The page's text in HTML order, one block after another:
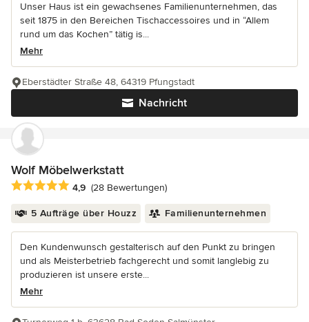
Unser Haus ist ein gewachsenes Familienunternehmen, das
seit 1875 in den Bereichen Tischaccessoires und in “Allem
rund um das Kochen” tätig is...
Mehr
Nachricht
Eberstädter Straße 48, 64319 Pfungstadt
Wolf Möbelwerkstatt
Durchschnittliche Bewertung: 4.9 von 5 Sternen
4,9 (28 Bewertungen)
5 Aufträge über Houzz Familienunternehmen
Den Kundenwunsch gestalterisch auf den Punkt zu bringen
und als Meisterbetrieb fachgerecht und somit langlebig zu
produzieren ist unsere erste...
Mehr